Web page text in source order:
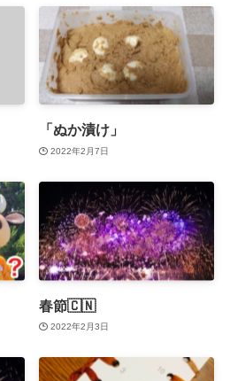
「ぬか漬け」
2022年2月7日
春節🇨🇳
2022年2月3日